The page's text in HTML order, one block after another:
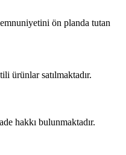
ön planda tutan
ürünlar satılmaktadır.
hakkı bulunmaktadır.